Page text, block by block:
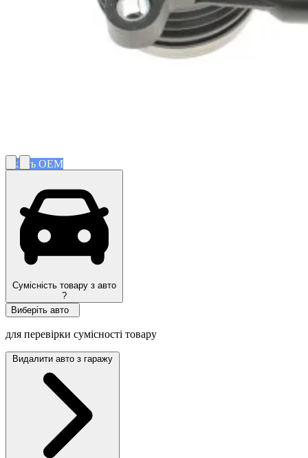
Якість OEM
Сумісність товару з авто
?
Виберіть авто
для перевірки сумісності товару
Видалити авто з гаражу